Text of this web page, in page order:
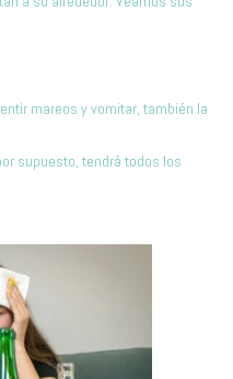
mareos y vomitar, también la
supuesto, tendrá todos los